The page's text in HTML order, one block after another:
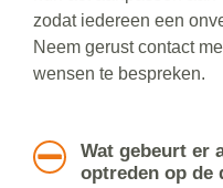
zodat iedereen een
Neem gerust contact
wensen te bespreken.
Wat gebeurt er
optreden op de